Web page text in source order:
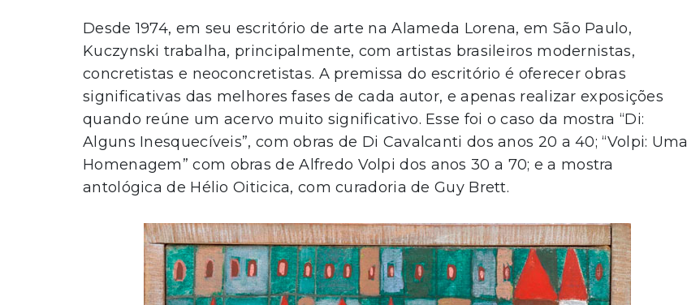
Desde 1974, em seu escritório de arte na Alameda Lorena, em São Paulo,
Kuczynski trabalha, principalmente, com artistas brasileiros modernistas,
concretistas e neoconcretistas. A premissa do escritório é oferecer obras
significativas das melhores fases de cada autor, e apenas realizar exposições
quando reúne um acervo muito significativo. Esse foi o caso da mostra “Di:
Alguns Inesquecíveis”, com obras de Di Cavalcanti dos anos 20 a 40; “Volpi: Uma
Homenagem” com obras de Alfredo Volpi dos anos 30 a 70; e a mostra
antológica de Hélio Oiticica, com curadoria de Guy Brett.